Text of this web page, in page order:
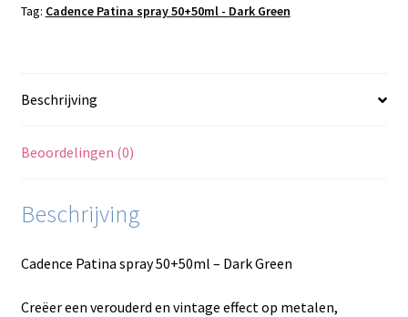
Tag: Cadence Patina spray 50+50ml - Dark Green
Beschrijving
Beoordelingen (0)
Beschrijving
Cadence Patina spray 50+50ml – Dark Green
Creëer een verouderd en vintage effect op metalen,